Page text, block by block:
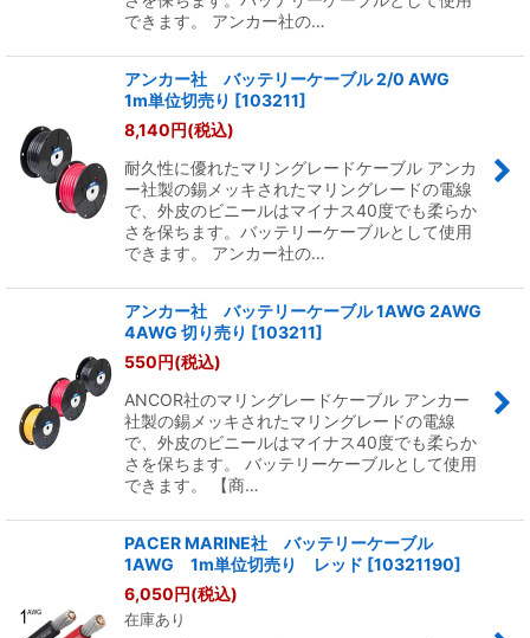
できます。 アンカー社の…
アンカー社 バッテリーケーブル 2/0 AWG
1m単位切売り [103211]
8,140円(税込)
耐久性に優れたマリングレードケーブル アンカ
ー社製の錫メッキされたマリングレードの電線
で、外皮のビニールはマイナス40度でも柔らか
さを保ちます。バッテリーケーブルとして使用
できます。 アンカー社の…
アンカー社 バッテリーケーブル 1AWG 2AWG
4AWG 切り売り [103211]
550円(税込)
ANCOR社のマリングレードケーブル アンカー
社製の錫メッキされたマリングレードの電線
で、外皮のビニールはマイナス40度でも柔らか
さを保ちます。 バッテリーケーブルとして使用
できます。 【商…
PACER MARINE社 バッテリーケーブル
1AWG 1m単位切売り レッド [10321190]
6,050円(税込)
在庫あり